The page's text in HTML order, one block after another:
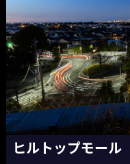
ヒルトップモール